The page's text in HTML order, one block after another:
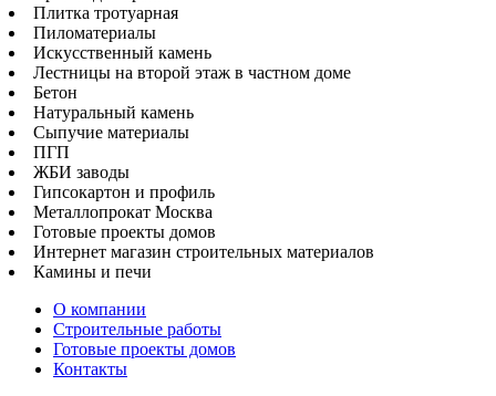
Плитка тротуарная
Пиломатериалы
Искусственный камень
Лестницы на второй этаж в частном доме
Бетон
Натуральный камень
Сыпучие материалы
ПГП
ЖБИ заводы
Гипсокартон и профиль
Металлопрокат Москва
Готовые проекты домов
Интернет магазин строительных материалов
Камины и печи
О компании
Строительные работы
Готовые проекты домов
Контакты